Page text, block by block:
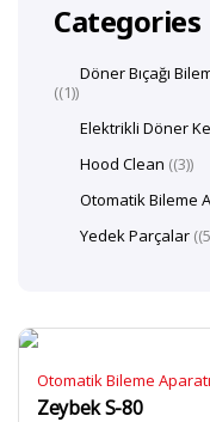
Otomatik Bileme Aparatı
Zeybek S-80
Categories
Döner Bıçağı
(1)
Elektrikli Döner
Hood Clean (3)
Otomatik Bileme
Yedek Parçalar